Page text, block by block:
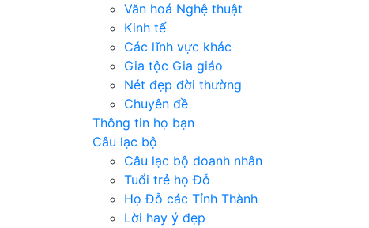
Văn hoá Nghệ thuật
Kinh tế
Các lĩnh vực khác
Gia tộc Gia giáo
Nét đẹp đời thường
Chuyên đề
Thông tin họ bạn
Câu lạc bộ
Câu lạc bộ doanh nhân
Tuổi trẻ họ Đỗ
Họ Đỗ các Tỉnh Thành
Lời hay ý đẹp